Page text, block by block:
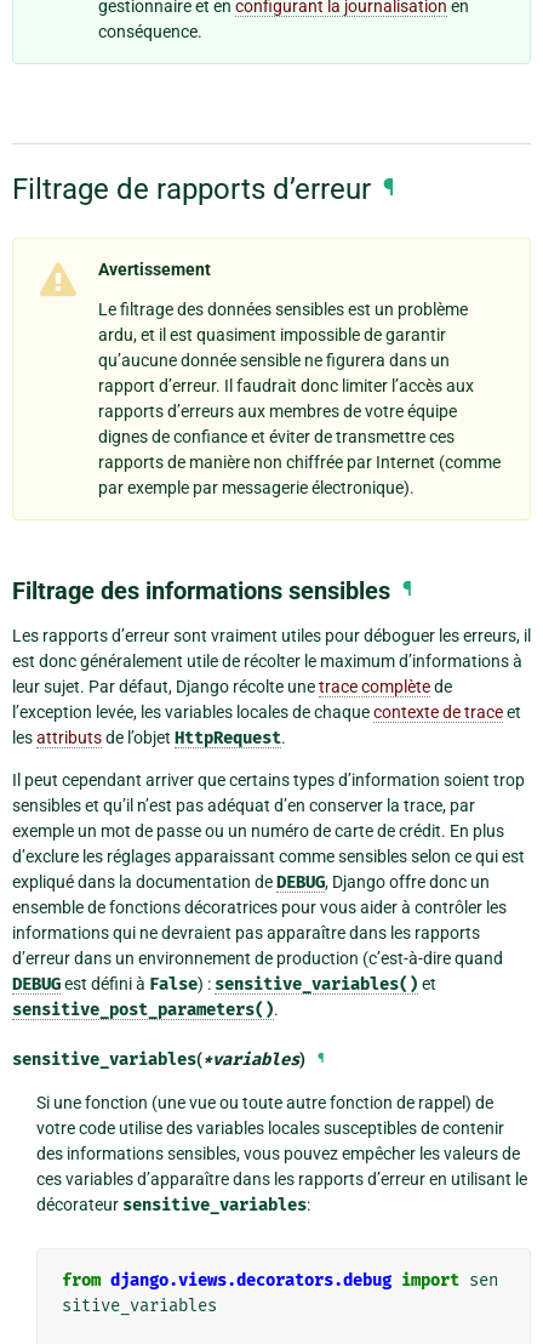
gestionnaire et en configurant la journalisation en
conséquence.
Filtrage de rapports d’erreur ¶
Avertissement
Le filtrage des données sensibles est un problème
ardu, et il est quasiment impossible de garantir
qu’aucune donnée sensible ne figurera dans un
rapport d’erreur. Il faudrait donc limiter l’accès aux
rapports d’erreurs aux membres de votre équipe
dignes de confiance et éviter de transmettre ces
rapports de manière non chiffrée par Internet (comme
par exemple par messagerie électronique).
Filtrage des informations sensibles ¶
Les rapports d’erreur sont vraiment utiles pour déboguer les erreurs, il
est donc généralement utile de récolter le maximum d’informations à
leur sujet. Par défaut, Django récolte unetrace complètede
l’exception levée, les variables locales de chaquecontexte de traceet
lesattributsde l’objet HttpRequest.
Il peut cependant arriver que certains types d’information soient trop
sensibles et qu’il n’est pas adéquat d’en conserver la trace, par
exemple un mot de passe ou un numéro de carte de crédit. En plus
d’exclure les réglages apparaissant comme sensibles selon ce qui est
expliqué dans la documentation deDEBUG, Django offre donc un
ensemble de fonctions décoratrices pour vous aider à contrôler les
informations qui ne devraient pas apparaître dans les rapports
d’erreur dans un environnement de production (c’est-à-dire quand
DEBUGest défini à False) : sensitive_variables() et
sensitive_post_parameters().
sensitive_variables(*variables) ¶
Si une fonction (une vue ou toute autre fonction de rappel) de
votre code utilise des variables locales susceptibles de contenir
des informations sensibles, vous pouvez empêcher les valeurs de
ces variables d’apparaître dans les rapports d’erreur en utilisant le
décorateur sensitive_variables:
from django.views.decorators.debug import sen
sitive_variables